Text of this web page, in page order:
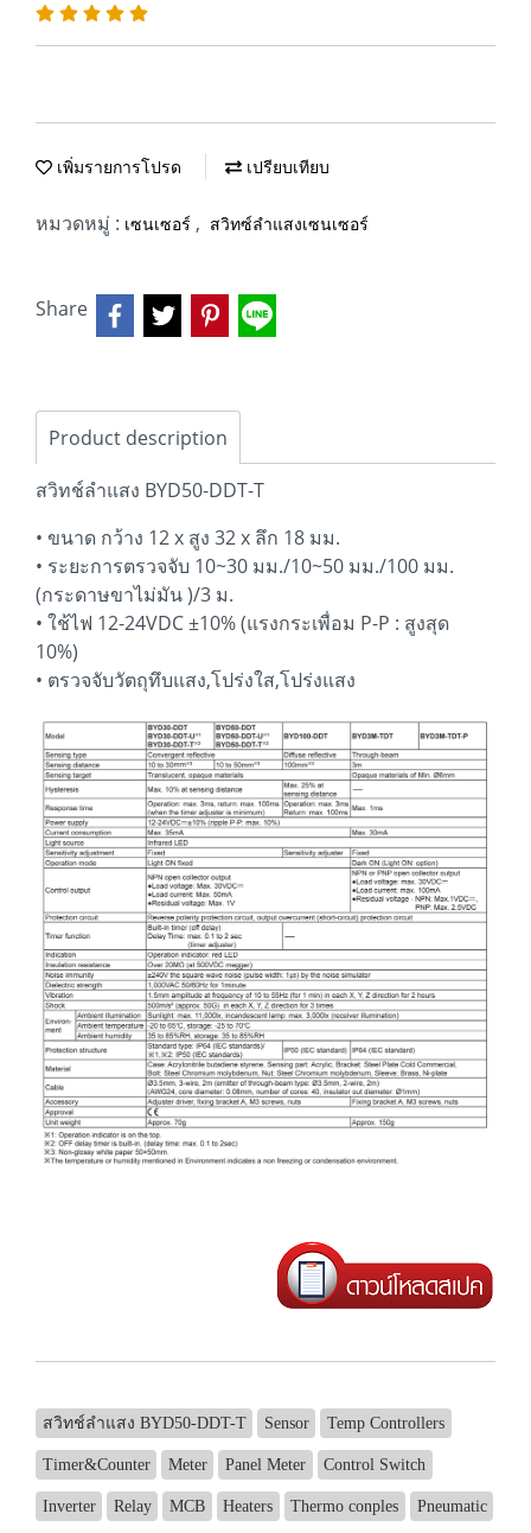
เพิ่มรายการโปรด เปรียบเทียบ
หมวดหมู่ : เซนเซอร์ , สวิทซ์ลำแสงเซนเซอร์
Share
Product description
สวิทช์ลำแสง BYD50-DDT-T
• ขนาด กว้าง 12 x สูง 32 x ลึก 18 มม.
• ระยะการตรวจจับ 10~30 มม./10~50 มม./100 มม.
(กระดาษขาไม่มัน )/3 ม.
• ใช้ไฟ 12-24VDC ±10% (แรงกระเพื่อม P-P : สูงสุด
10%)
• ตรวจจับวัตถุทึบแสง,โปร่งใส,โปร่งแสง
สวิทช์ลำแสง BYD50-DDT-T Sensor Temp Controllers
Timer&Counter Meter Panel Meter Control Switch
Inverter Relay MCB Heaters Thermo conples Pneumatic